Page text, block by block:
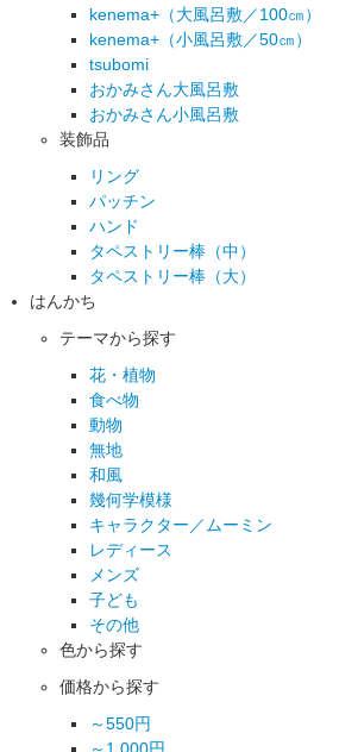
kenema+（大風呂敷／100㎝）
kenema+（小風呂敷／50㎝）
tsubomi
おかみさん大風呂敷
おかみさん小風呂敷
装飾品
リング
パッチン
ハンド
タペストリー棒（中）
タペストリー棒（大）
はんかち
テーマから探す
花・植物
食べ物
動物
無地
和風
幾何学模様
キャラクター／ムーミン
レディース
メンズ
子ども
その他
色から探す
価格から探す
～550円
～1,000円